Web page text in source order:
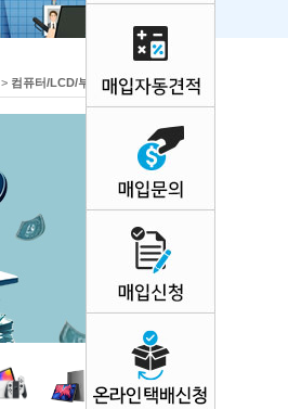
컴퓨터/LCD/부품